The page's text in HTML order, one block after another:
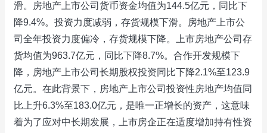
滑。房地产上市公司货币资金均值为144.5亿元，同比下
降9.4%。投资力度减弱，存货规模下滑。房地产上市公
司全年投资力度偏冷，存货规模下降。上市房地产公司存
货均值为963.7亿元，同比下降8.7%。合作开发规模下
降，房地产上市公司长期股权投资同比下降2.1%至123.9
亿元。在此背景下，房地产上市公司投资性房地产均值同
比上升6.3%至183.0亿元，是唯一正增长的资产，这意味
着为了应对中长期发展，上市房企正在适度增加持有性资